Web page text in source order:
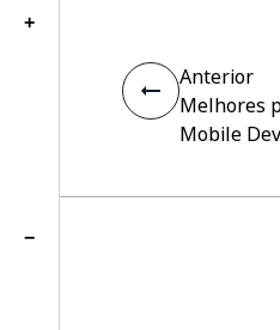
Anterior
Melhores
Mobile